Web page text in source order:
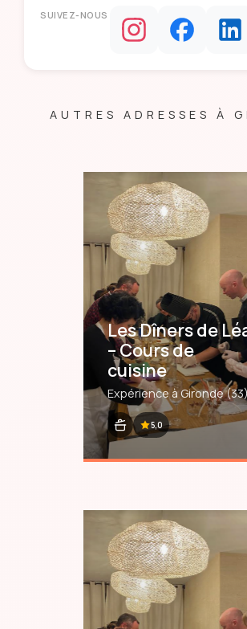
SUIVEZ-NOUS
AUTRES ADRESSES À
Les Dîners de
– Cours de
cuisine
Expérience à Gironde(33)
5,0